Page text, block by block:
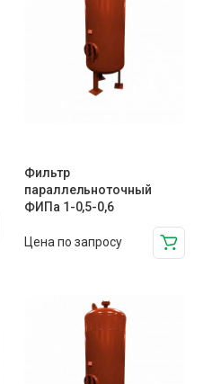
Фильтр
параллельноточный
ФИПа 1-0,5-0,6
Цена по запросу